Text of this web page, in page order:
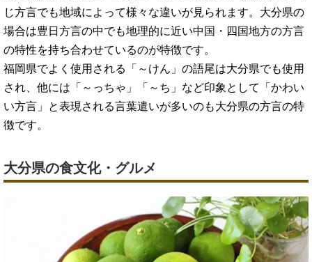
じ方言でも地域によって様々な違いが見られます。大分県の
場合は豊日方言の中でも地理的に近い中国・四国地方の方言
の特性を持ち合わせているのが特徴です。
福岡県でよく使用される「～けん」の語尾は大分県でも使用
され、他には「～っちゃ」「～ち」など印象として「かわい
い方言」と表現される言葉遣いが多いのも大分県の方言の特
徴です。
大分県の食文化・グルメ